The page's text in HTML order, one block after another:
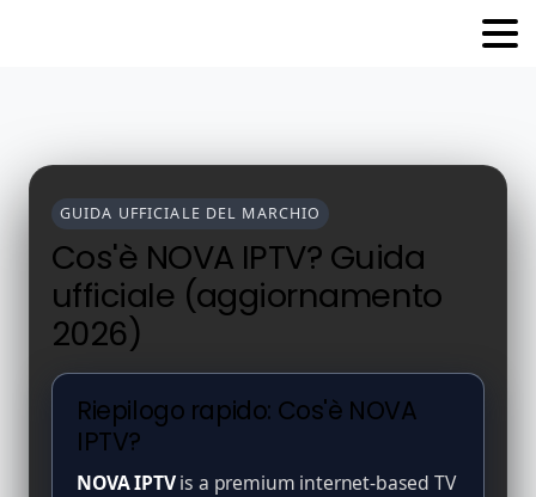
GUIDA UFFICIALE DEL MARCHIO
Cos'è NOVA IPTV? Guida
ufficiale (aggiornamento
2026)
Riepilogo rapido: Cos'è NOVA
IPTV?
NOVA IPTVis a premium internet-based TV